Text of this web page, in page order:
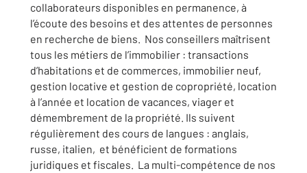
collaborateurs disponibles en permanence, à
l’écoute des besoins et des attentes de personnes
en recherche de biens. Nos conseillers maîtrisent
tous les métiers de l’immobilier : transactions
d’habitations et de commerces, immobilier neuf,
gestion locative et gestion de copropriété, location
à l’année et location de vacances, viager et
démembrement de la propriété. Ils suivent
régulièrement des cours de langues : anglais,
russe, italien, et bénéficient de formations
juridiques et fiscales. La multi-compétence de nos